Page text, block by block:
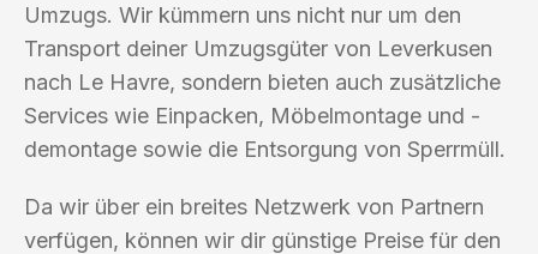
Umzugs. Wir kümmern uns nicht nur um den
Transport deiner Umzugsgüter von Leverkusen
nach Le Havre, sondern bieten auch zusätzliche
Services wie Einpacken, Möbelmontage und -
demontage sowie die Entsorgung von Sperrmüll.
Da wir über ein breites Netzwerk von Partnern
verfügen, können wir dir günstige Preise für den